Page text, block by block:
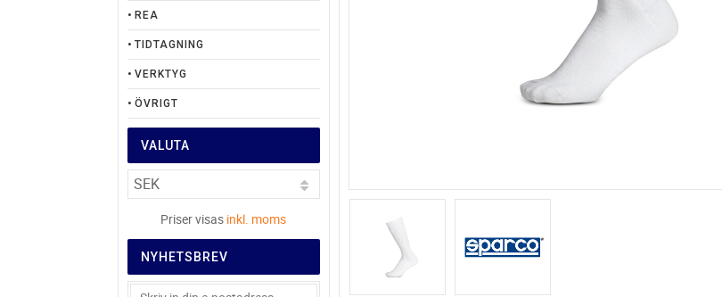
REA
TIDTAGNING
VERKTYG
ÖVRIGT
VALUTA
Priser visas inkl. moms
NYHETSBREV